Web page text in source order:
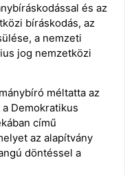
és az
bíráskodás, az
a nemzeti
jog nemzetközi
méltatta az
Demokratikus
című
az alapítvány
döntéssel a